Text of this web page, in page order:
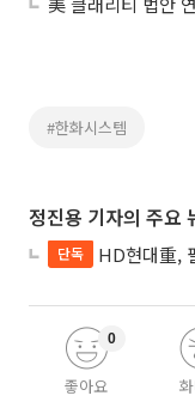
#한화시스템
정진용 기자의 주요
단독 HD현대重, 필리
좋아요
0